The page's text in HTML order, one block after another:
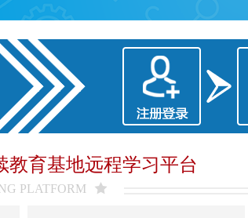
教育基地远程学习平台
PLATFORM